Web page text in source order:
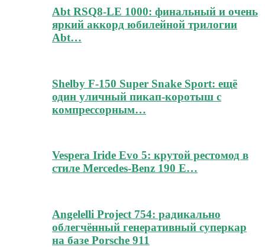
Abt RSQ8-LE 1000: финальный и очень
яркий аккорд юбилейной трилогии
Abt…
Shelby F-150 Super Snake Sport: ещё
один уличный пикап-коротыш с
компрессорным…
Vespera Iride Evo 5: крутой рестомод в
стиле Mercedes-Benz 190 E…
Angelelli Project 754: радикально
облегчённый генеративный суперкар
на базе Porsche 911